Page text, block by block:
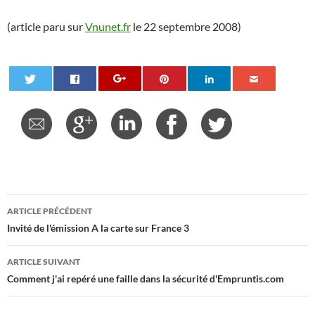
(article paru surVnunet.fr le 22 septembre 2008)
Navigation
des
articles
ARTICLE PRÉCÉDENT
Invité de l'émission A la carte sur France 3
ARTICLE SUIVANT
Comment j'ai repéré une faille dans la sécurité d'Empruntis.com